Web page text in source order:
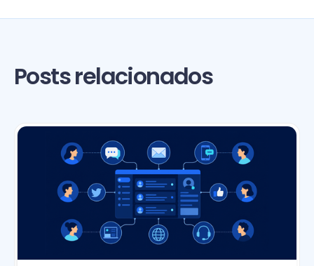
Posts relacionados